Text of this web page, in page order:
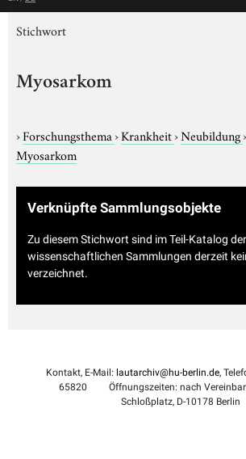
Stichwort
Myosarkom
›Forschungsthema›Krankheit›Neubildung›
Myosarkom
Verknüpfte Sammlungsobjekte
Zu diesem Stichwort sind im Teil-Katalog der
wissenschaftlichen Sammlungen derzeit
verzeichnet.
Kontakt, E-Mail: lautarchiv@hu-berlin.de,
65820
Öffnungszeiten: nach
Schloßplatz, D-10178 Berlin